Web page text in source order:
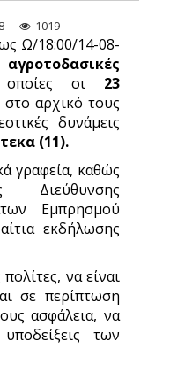
1019
Ω/18:00/14-08-
οι 23
στο αρχικό τους
δυνάμεις
(11).
γραφεία, καθώς
Εμπρησμού
εκδήλωσης
να είναι
σε περίπτωση
ασφάλεια, να
των